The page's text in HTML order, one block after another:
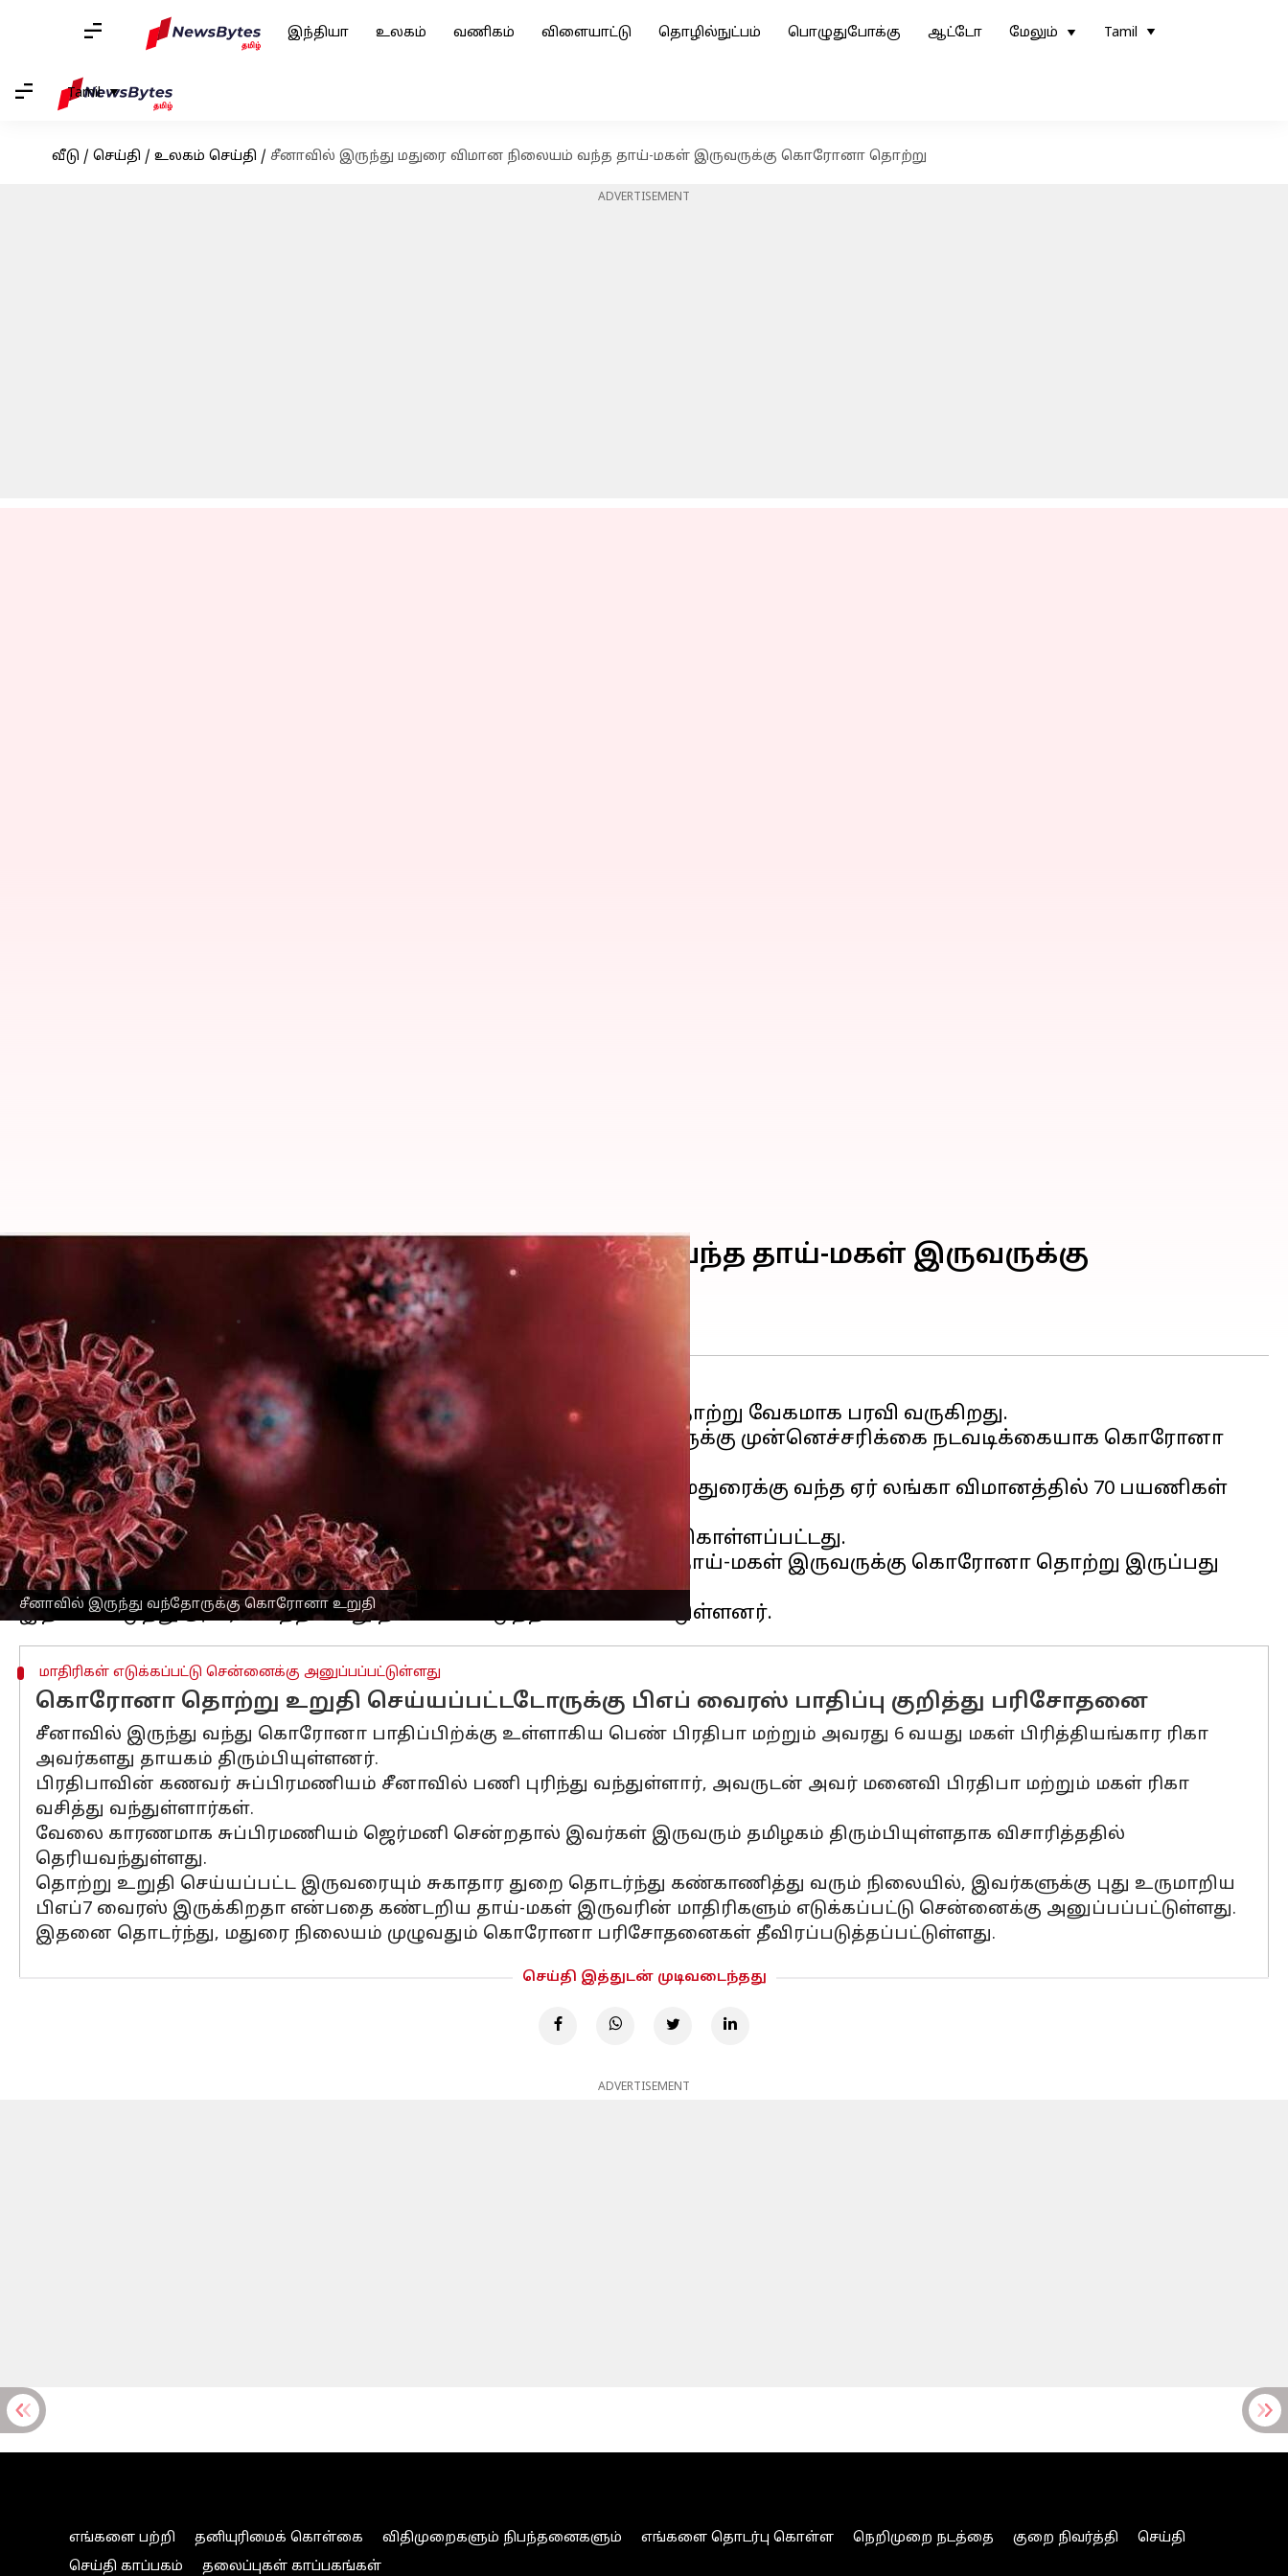
இந்தியா உலகம் வணிகம் விளையாட்டு தொழில்நுட்பம் பொழுதுபோக்கு ஆட்டோ மேலும் Tamil
Tamil
வீடு / செய்தி / உலகம் செய்தி / சீனாவில் இருந்து மதுரை விமான நிலையம் வந்த தாய்-மகள் இருவருக்கு கொரோனா தொற்று
ADVERTISEMENT
சீனாவில் இருந்து வந்தோருக்கு கொரோனா உறுதி
சீனாவில் இருந்து மதுரை விமான நிலையம் வந்த தாய்-மகள் இருவருக்கு
கொரோனா தொற்று
எழுதியவர்
செய்தி முன்னோட்டம்
சீனா உள்ளிட்ட உலக நாடுகளில் தற்போது மீண்டும் கொரோனா தொற்று வேகமாக பரவி வருகிறது.
இந்நிலையில் வெளிநாடுகளில் இருந்து இந்தியா வரும் பயணிகளுக்கு முன்னெச்சரிக்கை நடவடிக்கையாக கொரோனா
தொற்று பரிசோதனை கட்டாயமாக்கப்பட்டுள்ளது.
அதன்படி, நேற்று காலை 9.40 மணியளவில் இலங்கையில் இருந்து மதுரைக்கு வந்த ஏர் லங்கா விமானத்தில் 70 பயணிகள்
வந்தடைந்தனர்.
இவர்கள் அனைவருக்கும் கொரோனா தொற்று பரிசோதனை மேற்கொள்ளப்பட்டது.
இதில் சீனாவில் இருந்து இலங்கை வந்தடைந்து, மதுரைக்கு வந்த தாய்-மகள் இருவருக்கு கொரோனா தொற்று இருப்பது
உறுதி செய்யப்பட்டது.
மாதிரிகள் எடுக்கப்பட்டு சென்னைக்கு அனுப்பப்பட்டுள்ளது
கொரோனா தொற்று உறுதி செய்யப்பட்டடோருக்கு பிஎப் வைரஸ் பாதிப்பு குறித்து பரிசோதனை
சீனாவில் இருந்து வந்து கொரோனா பாதிப்பிற்க்கு உள்ளாகிய பெண் பிரதிபா மற்றும் அவரது 6 வயது மகள் பிரித்தியங்கார ரிகா
அவர்களது தாயகம் திரும்பியுள்ளனர்.
பிரதிபாவின் கணவர் சுப்பிரமணியம் சீனாவில் பணி புரிந்து வந்துள்ளார், அவருடன் அவர் மனைவி பிரதிபா மற்றும் மகள் ரிகா
வசித்து வந்துள்ளார்கள்.
வேலை காரணமாக சுப்பிரமணியம் ஜெர்மனி சென்றதால் இவர்கள் இருவரும் தமிழகம் திரும்பியுள்ளதாக விசாரித்ததில்
தெரியவந்துள்ளது.
தொற்று உறுதி செய்யப்பட்ட இருவரையும் சுகாதார துறை தொடர்ந்து கண்காணித்து வரும் நிலையில், இவர்களுக்கு புது உருமாறிய
பிஎப்7 வைரஸ் இருக்கிறதா என்பதை கண்டறிய தாய்-மகள் இருவரின் மாதிரிகளும் எடுக்கப்பட்டு சென்னைக்கு அனுப்பப்பட்டுள்ளது.
இதனை தொடர்ந்து, மதுரை நிலையம் முழுவதும் கொரோனா பரிசோதனைகள் தீவிரப்படுத்தப்பட்டுள்ளது.
செய்தி இத்துடன் முடிவடைந்தது
ADVERTISEMENT
எங்களை பற்றி தனியுரிமைக் கொள்கை விதிமுறைகளும் நிபந்தனைகளும் எங்களை தொடர்பு கொள்ள நெறிமுறை நடத்தை குறை நிவர்த்தி
செய்தி
செய்தி காப்பகம்
தலைப்புகள் காப்பகங்கள்